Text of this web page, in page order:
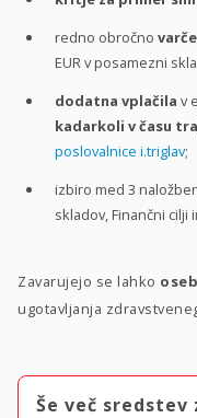
redno obročno
EUR v posamezni
dodatna vplačila v
kadarkoli v času
poslovalnice i.triglav;
izbiro med 3
skladov, Finančni cilji
Zavarujejo se lahko
ugotavljanja
Še več